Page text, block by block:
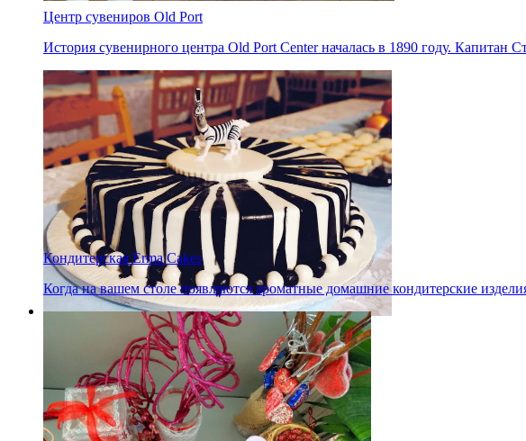
Центр сувениров Old Port
История сувенирного центра Old Port Center началась в 1890 году.
Кондитерская Erma Cakes
Когда на вашем столе появляются ароматные домашние кондитерские